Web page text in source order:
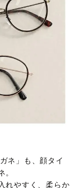
ネ」も、顔タイ
。
れやすく、柔らか